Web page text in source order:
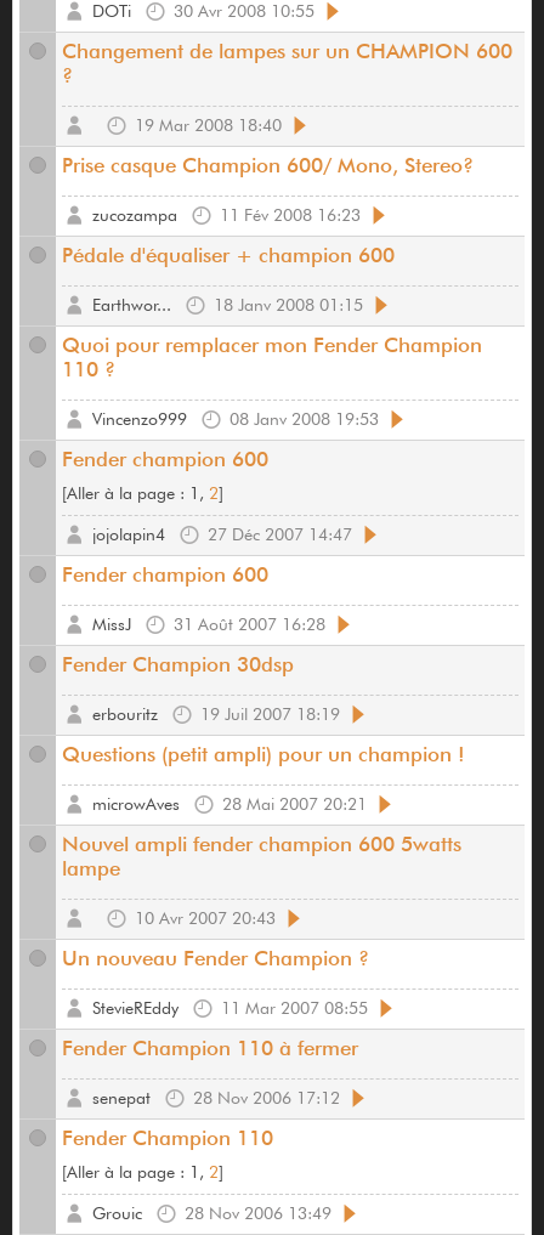
30 Avr 2008 10:55
DOTi
Changement de lampes sur un CHAMPION 600
?
19 Mar 2008 18:40
Prise casque Champion 600/ Mono, Stereo?
11 Fév 2008 16:23
zucozampa
Pédale d'équaliser + champion 600
18 Janv 2008 01:15
Earthwor...
Quoi pour remplacer mon Fender Champion
110 ?
08 Janv 2008 19:53
Vincenzo999
Fender champion 600
[Aller à la page : 1, 2]
27 Déc 2007 14:47
jojolapin4
Fender champion 600
31 Août 2007 16:28
MissJ
Fender Champion 30dsp
19 Juil 2007 18:19
erbouritz
Questions (petit ampli) pour un champion !
28 Mai 2007 20:21
microwAves
Nouvel ampli fender champion 600 5watts
lampe
10 Avr 2007 20:43
Un nouveau Fender Champion ?
11 Mar 2007 08:55
StevieREddy
Fender Champion 110 à fermer
28 Nov 2006 17:12
senepat
Fender Champion 110
[Aller à la page : 1, 2]
28 Nov 2006 13:49
Grouic